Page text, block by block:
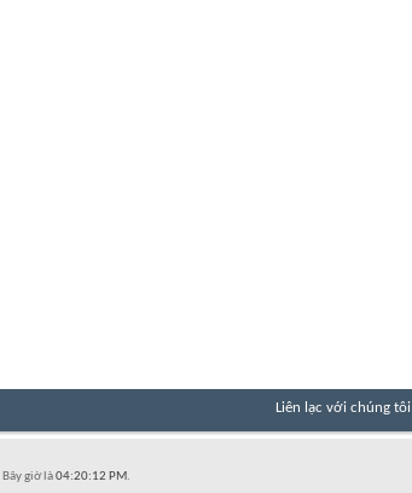
Liên lạc với chúng tôi
giờ là04:20:12 PM.